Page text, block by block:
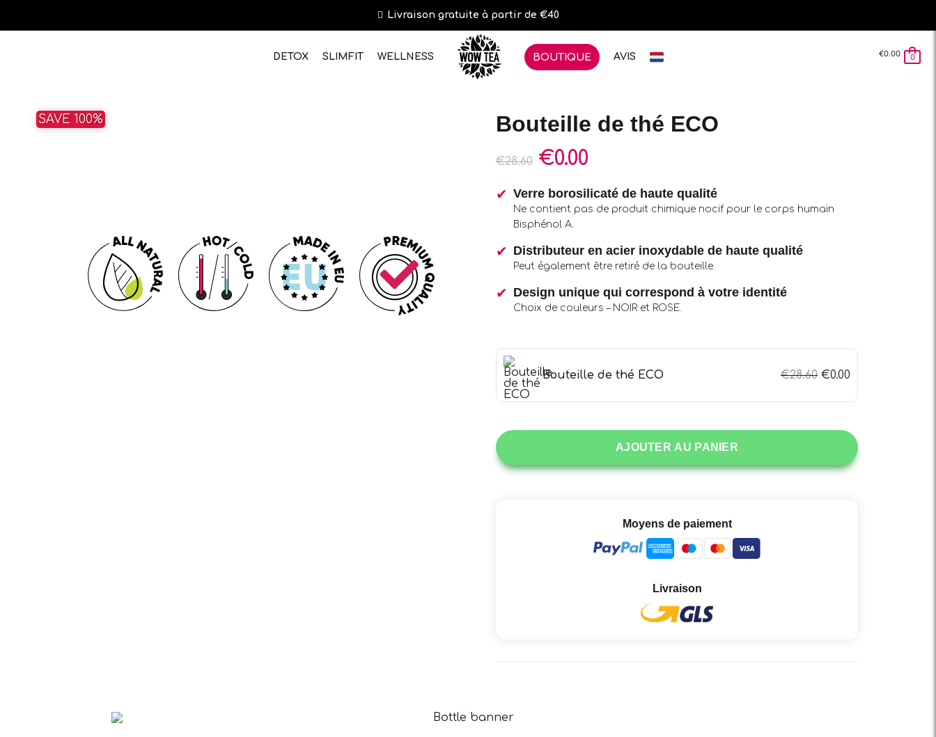
Livraison gratuite à partir de €40
DETOX SLIMFIT WELLNESS BOUTIQUE AVIS €0.00 0
SAVE 100% Bouteille de thé ECO
€28.60 €0.00
Verre borosilicaté de haute qualité
Ne contient pas de produit chimique nocif pour le corps humain
Bisphénol A.
Distributeur en acier inoxydable de haute qualité
Peut également être retiré de la bouteille.
Design unique qui correspond à votre identité
Choix de couleurs – NOIR et ROSE.
Bouteille de thé ECO €28.60 €0.00
AJOUTER AU PANIER
Moyens de paiement
Livraison